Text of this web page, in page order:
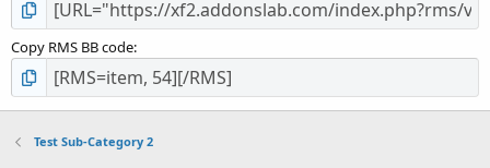
Copy RMS BB code
Test Sub-Category 2